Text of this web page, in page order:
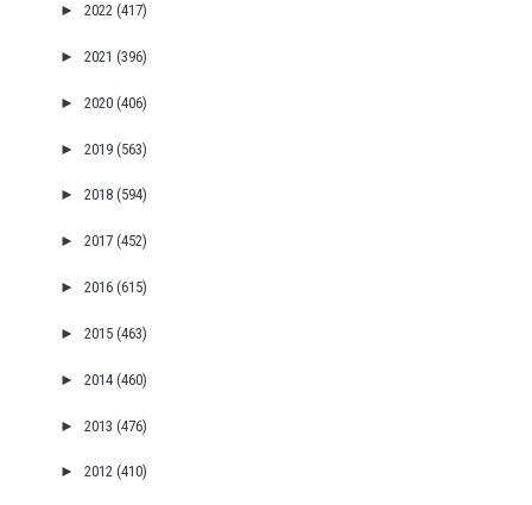
► 2022 (417)
► 2021 (396)
► 2020 (406)
► 2019 (563)
► 2018 (594)
► 2017 (452)
► 2016 (615)
► 2015 (463)
► 2014 (460)
► 2013 (476)
► 2012 (410)